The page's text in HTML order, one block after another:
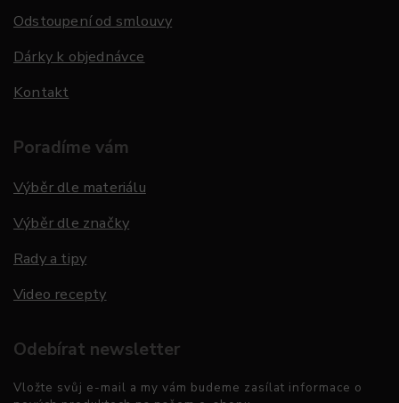
Odstoupení od smlouvy
Dárky k objednávce
Kontakt
Poradíme vám
Výběr dle materiálu
Výběr dle značky
Rady a tipy
Video recepty
Odebírat newsletter
Vložte svůj e-mail a my vám budeme zasílat informace o